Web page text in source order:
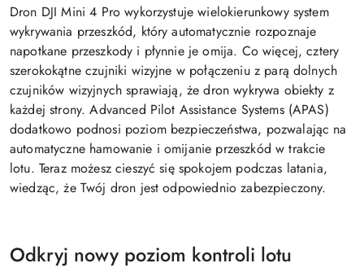
Dron DJI Mini 4 Pro wykorzystuje wielokierunkowy system
wykrywania przeszkód, który automatycznie rozpoznaje
napotkane przeszkody i płynnie je omija. Co więcej, cztery
szerokokątne czujniki wizyjne w połączeniu z parą dolnych
czujników wizyjnych sprawiają, że dron wykrywa obiekty z
każdej strony. Advanced Pilot Assistance Systems (APAS)
dodatkowo podnosi poziom bezpieczeństwa, pozwalając na
automatyczne hamowanie i omijanie przeszkód w trakcie
lotu. Teraz możesz cieszyć się spokojem podczas latania,
wiedząc, że Twój dron jest odpowiednio zabezpieczony.
Odkryj nowy poziom kontroli lotu